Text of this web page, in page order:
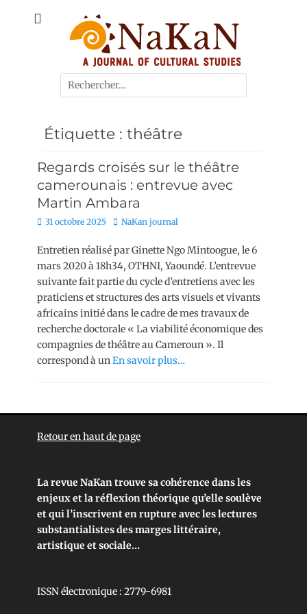
Journal NaKaN
A journal of cultural studies
Étiquette : théâtre
Regards croisés sur le théâtre
camerounais : entrevue avec
Martin Ambara
31 octobre 2025 NaKan journal
Entretien réalisé par Ginette Ngo Mintoogue, le 6
mars 2020 à 18h34, OTHNI, Yaoundé. L’entrevue
suivante fait partie du cycle d’entretiens avec les
praticiens et structures des arts visuels et vivants
africains initié dans le cadre de mes travaux de
recherche doctorale « La viabilité économique des
compagnies de théâtre au Cameroun ». Il
correspond à unEn savoir plus…
Retour en haut de page
La revue NaKan trouve sa cohérence dans les
enjeux et la réflexion théorique qu’elle soulève
et qui l’inscrivent en rupture avec les lectures
substantialistes des marges littéraire,
artistique et sociale…
ISSN électronique : 2779-6981